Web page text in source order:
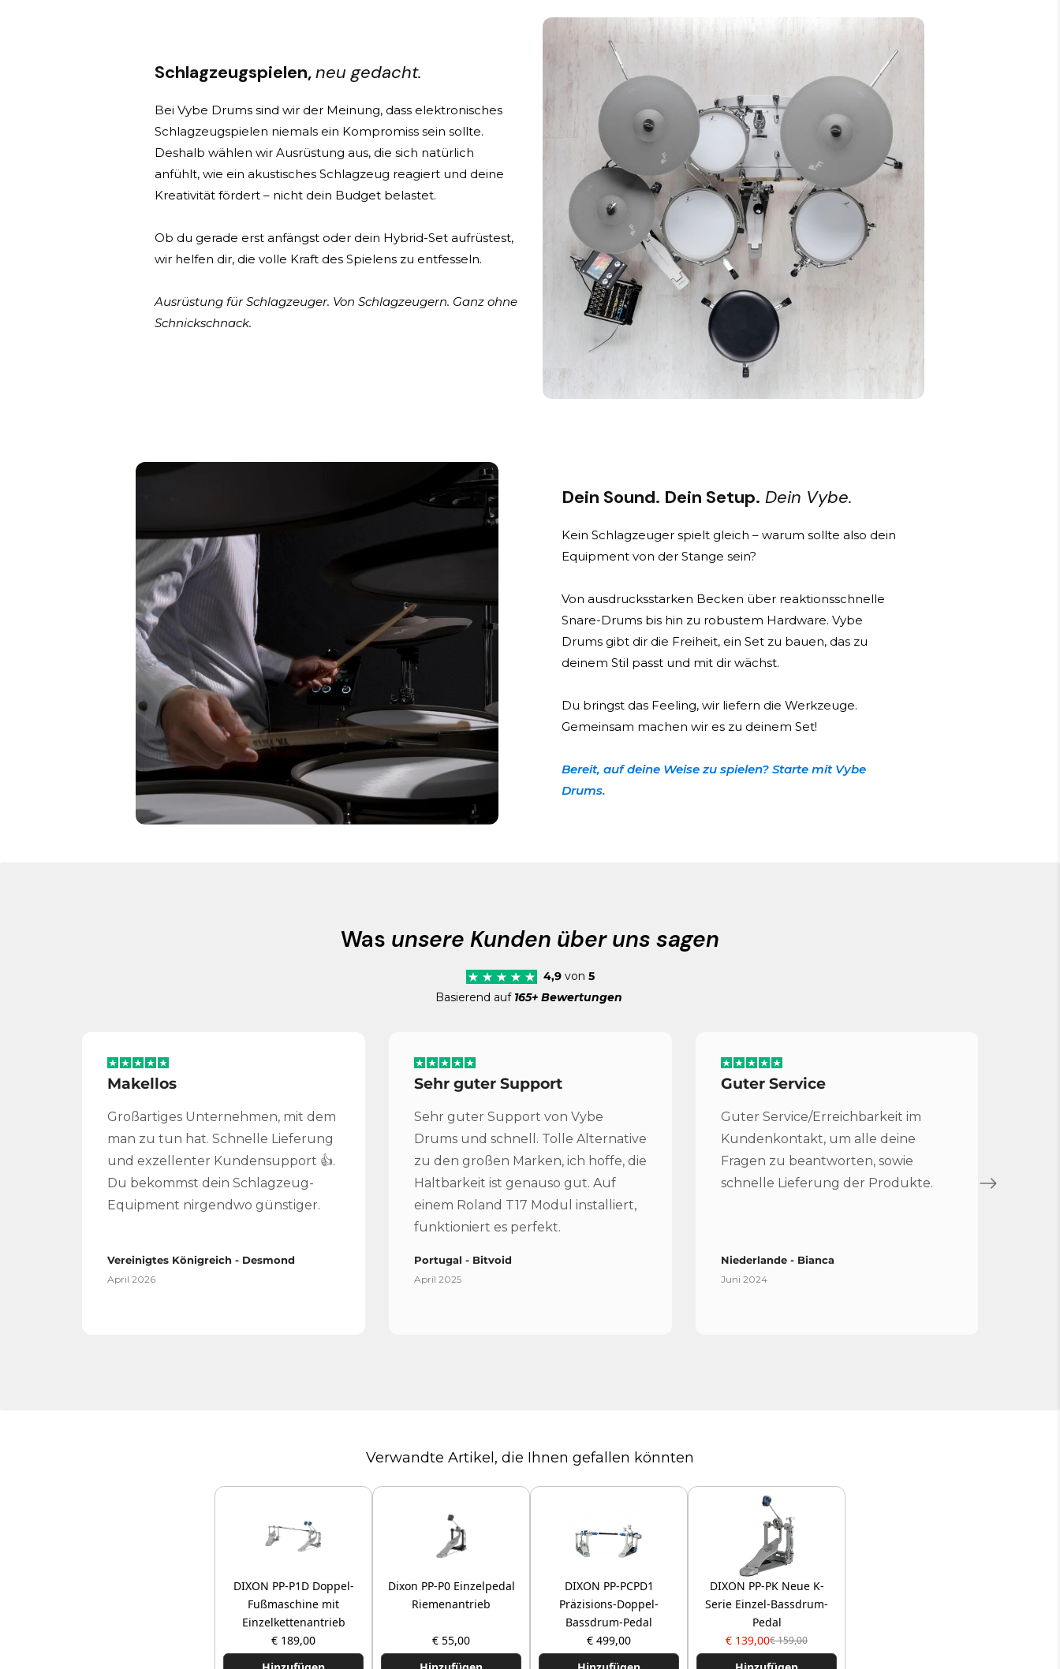
Schlagzeugspielen,neu gedacht.
Bei Vybe Drums sind wir der Meinung, dass elektronisches
Schlagzeugspielen niemals ein Kompromiss sein sollte.
Deshalb wählen wir Ausrüstung aus, die sich natürlich
anfühlt, wie ein akustisches Schlagzeug reagiert und deine
Kreativität fördert – nicht dein Budget belastet.
Ob du gerade erst anfängst oder dein Hybrid-Set aufrüstest,
wir helfen dir, die volle Kraft des Spielens zu entfesseln.
Ausrüstung für Schlagzeuger. Von Schlagzeugern. Ganz ohne
Schnickschnack.
Dein Sound. Dein Setup. Dein Vybe.
Kein Schlagzeuger spielt gleich – warum sollte also dein
Equipment von der Stange sein?
Von ausdrucksstarken Becken über reaktionsschnelle
Snare-Drums bis hin zu robustem Hardware. Vybe
Drums gibt dir die Freiheit, ein Set zu bauen, das zu
deinem Stil passt und mit dir wächst.
Du bringst das Feeling, wir liefern die Werkzeuge.
Gemeinsam machen wir es zu deinem Set!
Bereit, auf deine Weise zu spielen? Starte mit Vybe
Drums.
Was unsere Kunden über uns sagen
4,9 von 5
Basierend auf 165+ Bewertungen
Makellos
Großartiges Unternehmen, mit dem
man zu tun hat. Schnelle Lieferung
und exzellenter Kundensupport 👍.
Du bekommst dein Schlagzeug-
Equipment nirgendwo günstiger.
Vereinigtes Königreich - Desmond
April 2026
Sehr guter Support
Sehr guter Support von Vybe
Drums und schnell. Tolle Alternative
zu den großen Marken, ich hoffe, die
Haltbarkeit ist genauso gut. Auf
einem Roland T17 Modul installiert,
funktioniert es perfekt.
Portugal - Bitvoid
April 2025
Guter Service
Guter Service/Erreichbarkeit im
Kundenkontakt, um alle deine
Fragen zu beantworten, sowie
schnelle Lieferung der Produkte.
Niederlande - Bianca
Juni 2024
Verwandte Artikel, die Ihnen gefallen könnten
DIXON PP-P1D Doppel-
Fußmaschine mit
Einzelkettenantrieb
€ 189,00
Dixon PP-P0 Einzelpedal
Riemenantrieb
€ 55,00
DIXON PP-PCPD1
Präzisions-Doppel-
Bassdrum-Pedal
€ 499,00
DIXON PP-PK Neue K-
Serie Einzel-Bassdrum-
Pedal
€ 139,00€ 159,00